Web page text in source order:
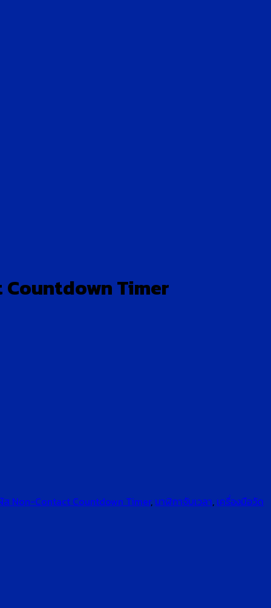
Countdown Timer
ส Non-Contact Countdown Timer, นาฬิกาจับเวลา, เครื่องมือวัด